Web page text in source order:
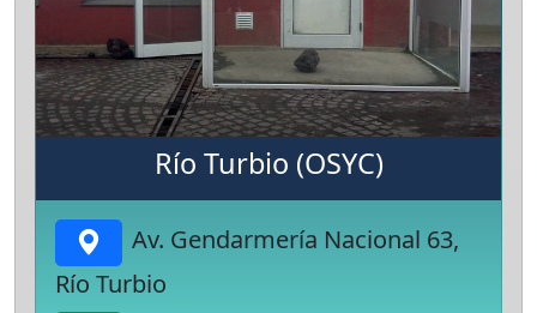
Río Turbio (OSYC)
Av. Gendarmería Nacional 63,
Río Turbio